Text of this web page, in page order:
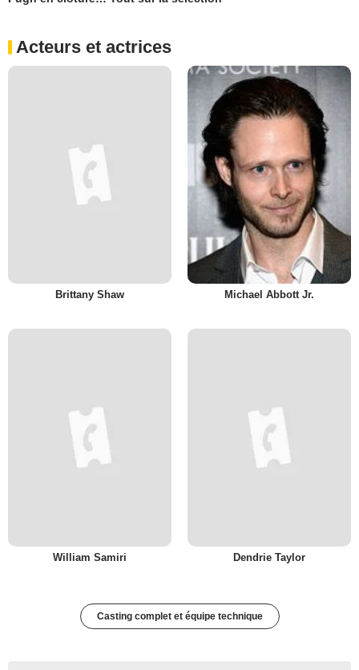
Acteurs et actrices
Brittany Shaw Michael Abbott Jr.
William Samiri Dendrie Taylor
Casting complet et équipe technique